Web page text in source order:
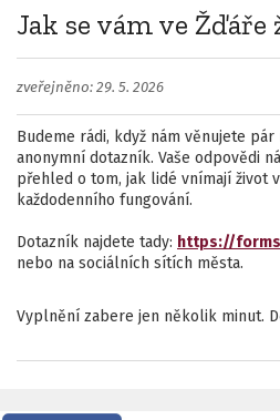
Jak se vám ve Žďáře
zveřejněno: 29. 5. 2026
Budeme rádi, když nám věnujete
anonymní dotazník. Vaše odpovědi
přehled o tom, jak lidé vnímají život
každodenního fungování.
Dotazník najdete tady: https://
nebo na sociálních sítích města.
Vyplnění zabere jen několik minut.